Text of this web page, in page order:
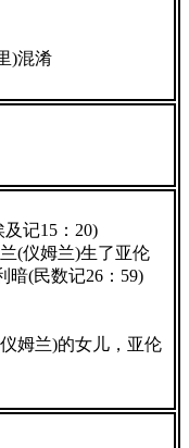
)混淆
记15：20)
(仪姆兰)生了亚伦
暗(民数记26：59)
姆兰)的女儿，亚伦